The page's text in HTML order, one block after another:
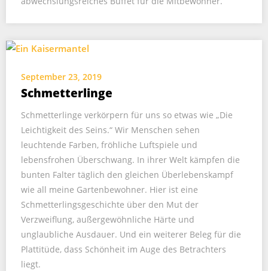
September 23, 2019
Schmetterlinge
Schmetterlinge verkörpern für uns so etwas wie „Die
Leichtigkeit des Seins.“ Wir Menschen sehen
leuchtende Farben, fröhliche Luftspiele und
lebensfrohen Überschwang. In ihrer Welt kämpfen die
bunten Falter täglich den gleichen Überlebenskampf
wie all meine Gartenbewohner. Hier ist eine
Schmetterlingsgeschichte über den Mut der
Verzweiflung, außergewöhnliche Härte und
unglaubliche Ausdauer. Und ein weiterer Beleg für die
Plattitüde, dass Schönheit im Auge des Betrachters
liegt.